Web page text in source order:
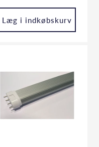
Læg i indkøbskurv